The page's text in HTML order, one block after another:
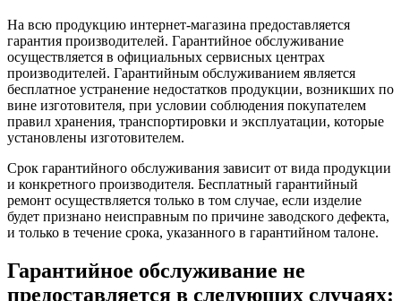
На всю продукцию интернет-магазина предоставляется
гарантия производителей. Гарантийное обслуживание
осуществляется в официальных сервисных центрах
производителей. Гарантийным обслуживанием является
бесплатное устранение недостатков продукции, возникших по
вине изготовителя, при условии соблюдения покупателем
правил хранения, транспортировки и эксплуатации, которые
установлены изготовителем.
Срок гарантийного обслуживания зависит от вида продукции
и конкретного производителя. Бесплатный гарантийный
ремонт осуществляется только в том случае, если изделие
будет признано неисправным по причине заводского дефекта,
и только в течение срока, указанного в гарантийном талоне.
Гарантийное обслуживание не
предоставляется в следующих случаях: